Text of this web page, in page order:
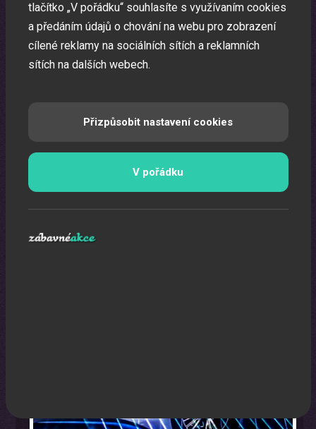
tlačítko „V pořádku“ souhlasíte s využívaním cookies
a předáním údajů o chování na webu pro zobrazení
cílené reklamy na sociálních sítích a reklamních
sítích na dalších webech.
Přizpůsobit nastavení cookies
V pořádku